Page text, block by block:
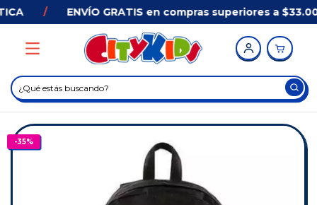
ENVÍO GRATIS en compras superiores a
-35%